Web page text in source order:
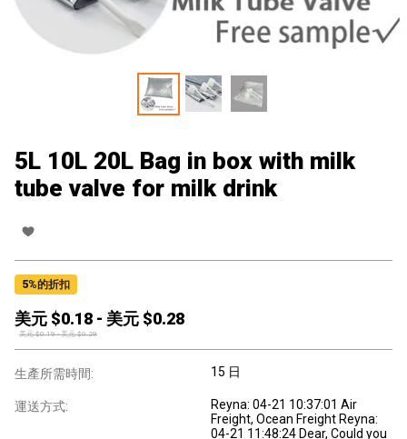
5L 10L 20L Bag in box with milk
tube valve for milk drink
5%的折扣
美元 $0.18 - 美元 $0.28
美元 $0.19-美元 $0.29
生產所需時間: 15 日
運送方式:
Reyna: 04-21 10:37:01 Air
Freight, Ocean Freight Reyna:
04-21 11:48:24 Dear, Could you